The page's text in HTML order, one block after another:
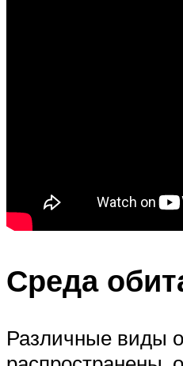
Среда
Различные виды